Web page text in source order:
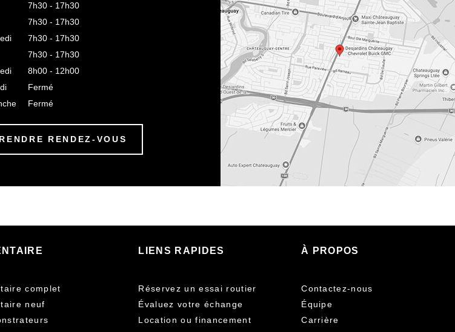
7h30 - 17h30
7h30 - 17h30
7h30 - 17h30
7h30 - 17h30
8h00 - 12h00
Fermé
Fermé
RENDEZ-VOUS
complet
neuf
LIENS RAPIDES
Réservez un essai routier
Évaluez votre échange
Location ou financement
À PROPOS
Contactez-nous
Équipe
Carrière